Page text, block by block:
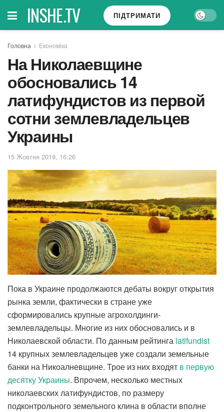
INSHE.TV ПІДТРИМАТИ
Головна Економіка
На Николаевщине
обосновались 14
латифундистов из первой
сотни землевладельцев
Украины
15 Жовтня 2019, 16:26
Пока в Украине продолжаются дебаты вокруг открытия
рынка земли, фактически в стране уже
сформировались крупные агрохолдинги-
землевладельцы. Многие из них обосновались и в
Николаевской области. По данным рейтинга latifundist
14 крупных землевладельцев уже создали земельные
банки на Никоалневщине. Трое из них входят в первую
десятку Украины. Впрочем, несколько местных
николаевских латифундистов, по размеру
подконтрольного земельного клина в области вполне